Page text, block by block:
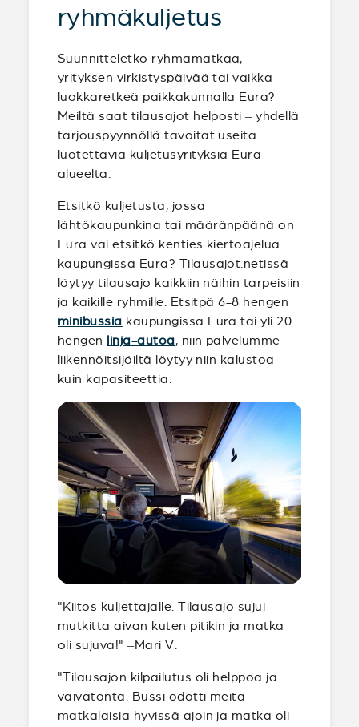
ryhmäkuljetus
Suunnitteletko ryhmämatkaa,
yrityksen virkistyspäivää tai vaikka
luokkaretkeä paikkakunnalla Eura?
Meiltä saat tilausajot helposti – yhdellä
tarjouspyynnöllä tavoitat useita
luotettavia kuljetusyrityksiä Eura
alueelta.
Etsitkö kuljetusta, jossa
lähtökaupunkina tai määränpäänä on
Eura vai etsitkö kenties kiertoajelua
kaupungissa Eura? Tilausajot.netissä
löytyy tilausajo kaikkiin näihin tarpeisiin
ja kaikille ryhmille. Etsitpä 6-8 hengen
minibussia kaupungissa Eura tai yli 20
hengen linja-autoa, niin palvelumme
liikennöitsijöiltä löytyy niin kalustoa
kuin kapasiteettia.
"Kiitos kuljettajalle. Tilausajo sujui
mutkitta aivan kuten pitikin ja matka
oli sujuva!" –Mari V.
"Tilausajon kilpailutus oli helppoa ja
vaivatonta. Bussi odotti meitä
matkalaisia hyvissä ajoin ja matka oli